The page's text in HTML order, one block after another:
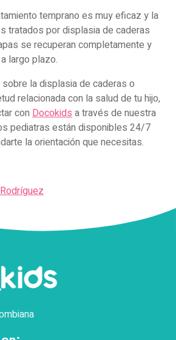
temprano es muy eficaz y la
tratados por displasia de caderas
se recuperan completamente y
largo plazo.
la displasia de caderas o
relacionada con la salud de tu hijo,
con Docokidsa través de nuestra
pediatras están disponibles 24/7
la orientación que necesitas.